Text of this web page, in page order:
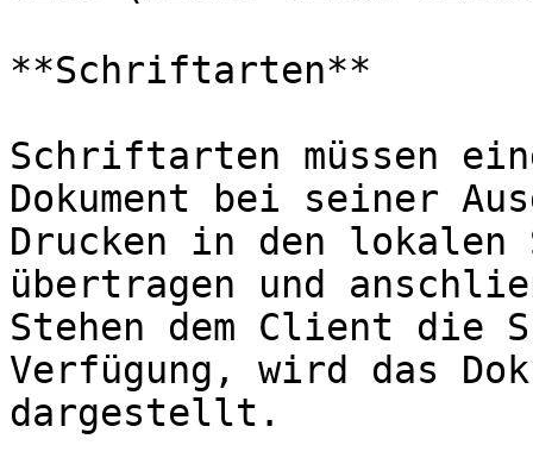
**Schriftarten**
Schriftarten müssen
Dokument bei seiner
Drucken in den
übertragen und
Stehen dem Client
Verfügung, wird das
dargestellt.